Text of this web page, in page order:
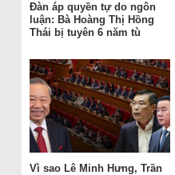
Đàn áp quyền tự do ngôn
luận: Bà Hoàng Thị Hồng
Thái bị tuyên 6 năm tù
Vì sao Lê Minh Hưng, Trần